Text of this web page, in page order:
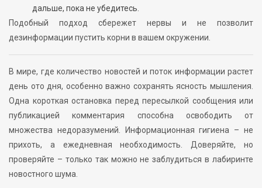
дальше, пока не убедитесь.
Подобный подход сбережет нервы и не позволит
дезинформации пустить корни в вашем окружении.
В мире, где количество новостей и поток информации растет
день ото дня, особенно важно сохранять ясность мышления.
Одна короткая остановка перед пересылкой сообщения или
публикацией комментария способна освободить от
множества недоразумений. Информационная гигиена – не
прихоть, а ежедневная необходимость. Доверяйте, но
проверяйте – только так можно не заблудиться в лабиринте
новостного шума.